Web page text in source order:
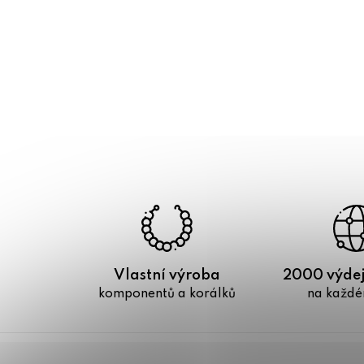
Vlastní výroba
komponentů a korálků
2000
na